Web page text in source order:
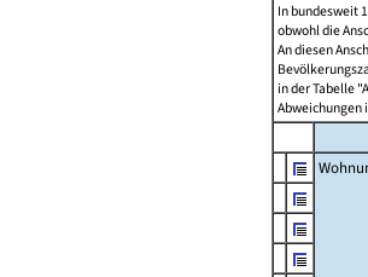
In bundesweit
obwohl die
An diesen
in der Tabelle
Abweichungen